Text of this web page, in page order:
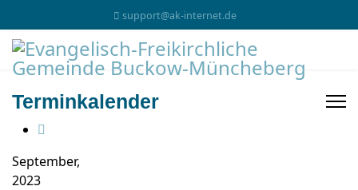
support@ak-internet.de
Terminkalender
September,
2023